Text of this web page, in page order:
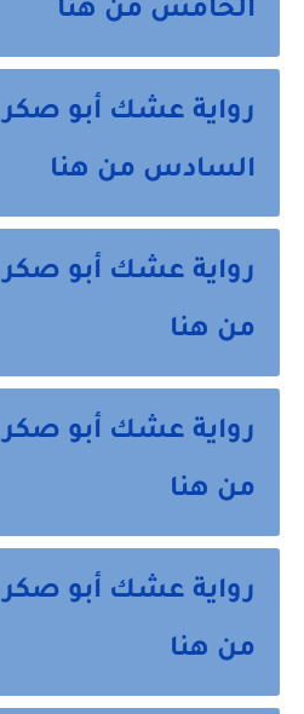
الخامس من هنا
رواية عشك أبو
السادس من هنا
رواية عشك أبو
من هنا
رواية عشك أبو صكر
من هنا
رواية عشك أبو
من هنا